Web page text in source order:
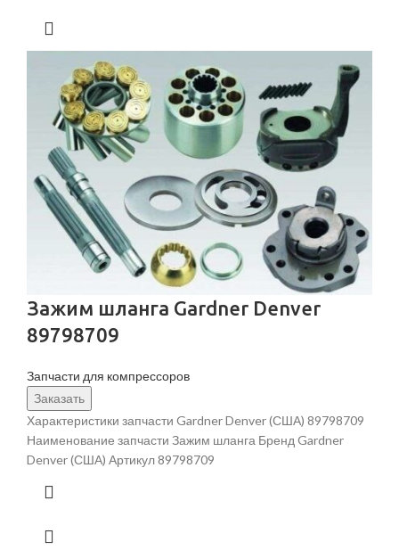
Зажим шланга Gardner Denver
89798709
Запчасти для компрессоров
Заказать
Характеристики запчасти Gardner Denver (США) 89798709
Наименование запчасти Зажим шланга Бренд Gardner
Denver (США) Артикул 89798709